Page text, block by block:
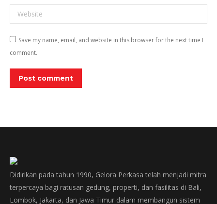
Website
Save my name, email, and website in this browser for the next time I
comment.
Post comment
Didirikan pada tahun 1990, Gelora Perkasa telah menjadi mitra
terpercaya bagi ratusan gedung, properti, dan fasilitas di Bali,
Lombok, Jakarta, dan Jawa Timur dalam membangun sistem